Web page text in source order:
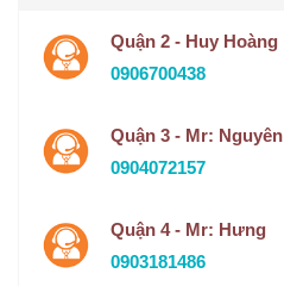
Quận 2 - Huy Hoàng
0906700438
Quận 3 - Mr: Nguyên
0904072157
Quận 4 - Mr: Hưng
0903181486